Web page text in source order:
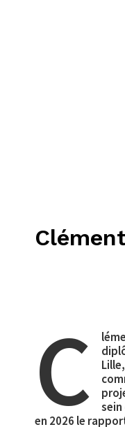
C
en 2026 le